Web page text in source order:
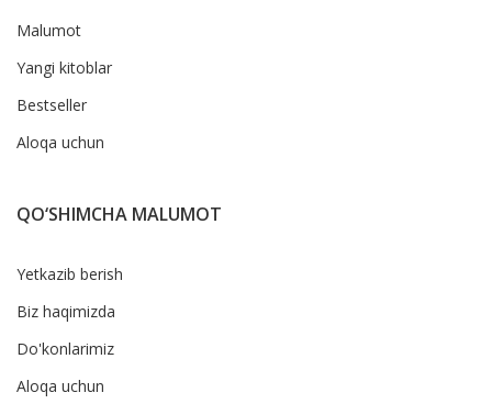
Malumot
Yangi kitoblar
Bestseller
Aloqa uchun
QO‘SHIMCHA MALUMOT
Yetkazib berish
Biz haqimizda
Do'konlarimiz
Aloqa uchun